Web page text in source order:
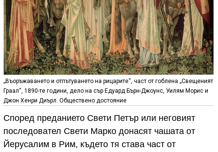
„Въоръжаването и отпътуването на рицарите“, част от гоблена „Свещеният
Граал“, 1890-те години, дело на сър Едуард Бърн-Джоунс, Уилям Морис и
Джон Хенри Диърл. Обществено достояние
Според преданието Свети Петър или неговият
последовател Свети Марко донасят чашата от
Йерусалим в Рим, където тя става част от